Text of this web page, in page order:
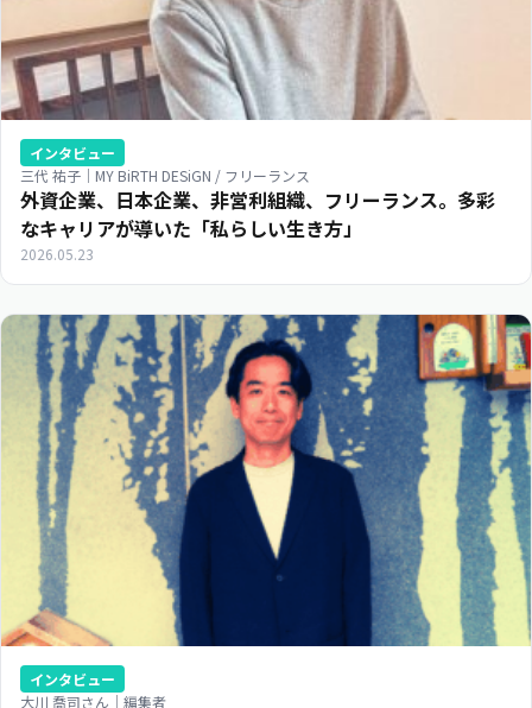
インタビュー
三代 祐子｜MY BiRTH DESiGN / フリーランス
外資企業、日本企業、非営利組織、フリーランス。多彩
なキャリアが導いた「私らしい生き方」
2026.05.23
インタビュー
大川 喬司さん｜編集者